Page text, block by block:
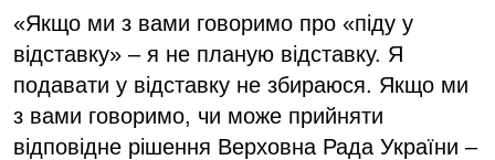
«Якщо ми з вами говоримо про «піду у
відставку» – я не планую відставку. Я
подавати у відставку не збираюся. Якщо ми
з вами говоримо, чи може прийняти
відповідне рішення Верховна Рада України –